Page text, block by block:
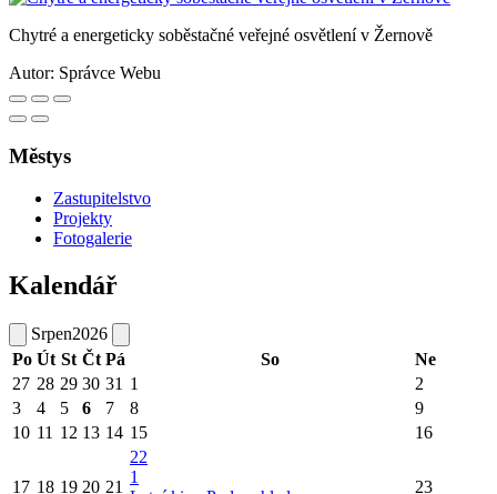
Chytré a energeticky soběstačné veřejné osvětlení v Žernově
Autor: Správce Webu
Městys
Zastupitelstvo
Projekty
Fotogalerie
Kalendář
Srpen2026
Po Út St Čt Pá So
Ne
27 28 29 30 31 1
2
3
4 5 6 7 8
9
10 11 12 13 14 15 16
17 18 19 20 21
22
1
23